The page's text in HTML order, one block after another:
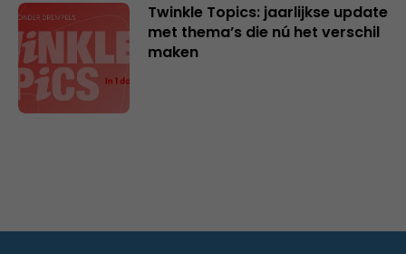
Twinkle Topics: jaarlijkse update
met thema’s die nú het verschil
maken